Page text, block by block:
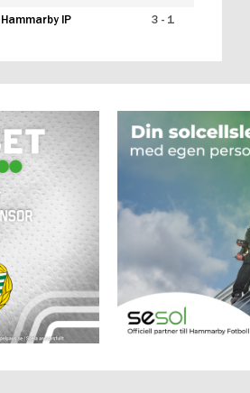
Hammarby IP 3 - 1